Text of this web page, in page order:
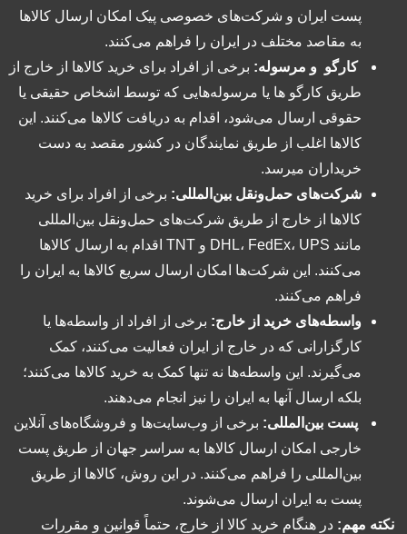
پست ایران و شرکت‌های خصوصی پیک امکان ارسال کالاها
به مقاصد مختلف در ایران را فراهم می‌کنند.
کارگو و مرسوله: برخی از افراد برای خرید کالاها از خارج از
طریق کارگو ها یا مرسوله‌هایی که توسط اشخاص حقیقی یا
حقوقی ارسال می‌شود، اقدام به دریافت کالاها می‌کنند. این
کالاها اغلب از طریق نمایندگان در کشور مقصد به دست
خریداران میرسد.
شرکت‌های حمل‌ونقل بین‌المللی: برخی از افراد برای خرید
کالاها از خارج از طریق شرکت‌های حمل‌ونقل بین‌المللی
مانند DHL، FedEx، UPS و TNT اقدام به ارسال کالاها
می‌کنند. این شرکت‌ها امکان ارسال سریع کالاها به ایران را
فراهم می‌کنند.
واسطه‌های خرید از خارج: برخی از افراد از واسطه‌ها یا
کارگزارانی که در خارج از ایران فعالیت می‌کنند، کمک
می‌گیرند. این واسطه‌ها نه تنها کمک به خرید کالاها می‌کنند؛
بلکه ارسال آنها به ایران را نیز انجام می‌دهند.
پست بین‌المللی: برخی از وب‌سایت‌ها و فروشگاه‌های آنلاین
خارجی امکان ارسال کالاها به سراسر جهان از طریق پست
بین‌المللی را فراهم می‌کنند. در این روش، کالاها از طریق
پست به ایران ارسال می‌شوند.
نکته مهم: در هنگام خرید کالا از خارج، حتماً قوانین و مقررات